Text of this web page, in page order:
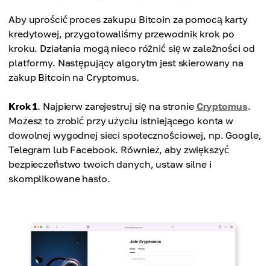
Aby uprościć proces zakupu Bitcoin za pomocą karty
kredytowej, przygotowaliśmy przewodnik krok po
kroku. Działania mogą nieco różnić się w zależności od
platformy. Następujący algorytm jest skierowany na
zakup Bitcoin na Cryptomus.
Krok 1. Najpierw zarejestruj się na stronie Cryptomus.
Możesz to zrobić przy użyciu istniejącego konta w
dowolnej wygodnej sieci społecznościowej, np. Google,
Telegram lub Facebook. Również, aby zwiększyć
bezpieczeństwo twoich danych, ustaw silne i
skomplikowane hasło.